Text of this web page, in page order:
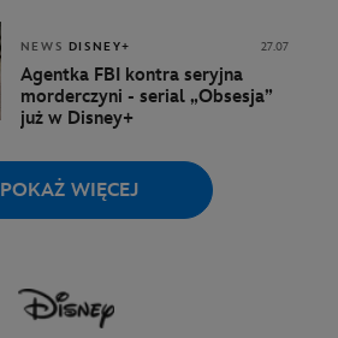
NEWS DISNEY+ 27.07
Agentka FBI kontra seryjna
morderczyni - serial „Obsesja”
już w Disney+
POKAŻ WIĘCEJ